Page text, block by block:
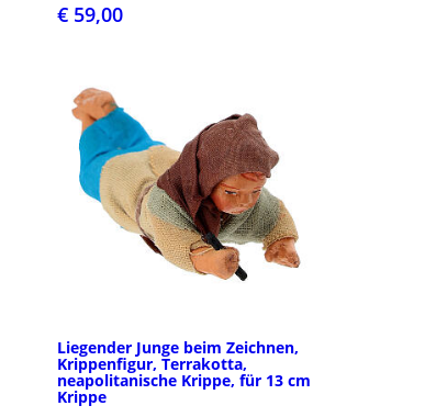
€ 59,00
Liegender Junge beim Zeichnen,
Krippenfigur, Terrakotta,
neapolitanische Krippe, für 13 cm
Krippe